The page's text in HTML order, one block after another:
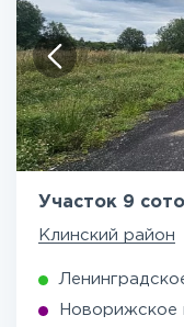
Участок 9
Клинский район
Новорижское